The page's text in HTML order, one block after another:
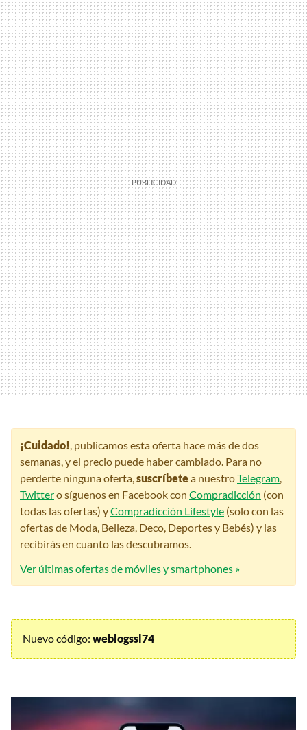
¡Cuidado! , publicamos esta oferta hace más de dos
semanas, y el precio puede haber cambiado. Para no
perderte ninguna oferta, suscríbetea nuestroTelegram
Twittero síguenos en Facebook con Compradicción (con
todas las ofertas) yCompradicción Lifestyle (solo con las
ofertas de Moda, Belleza, Deco, Deportes y Bebés) y las
recibirás en cuanto las descubramos.
Ver últimas ofertas de móviles y smartphones »
Nuevo código: weblogssl74